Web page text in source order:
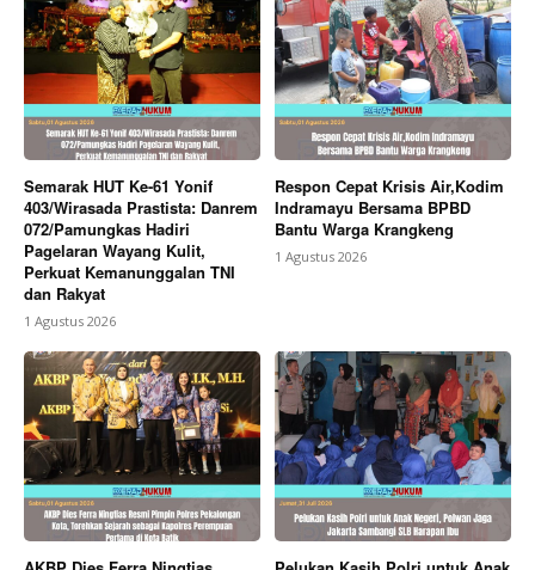
Contact us
Subscription Plans
My account
Bagikan Artikel
Berita Lainnya Mahasiswa KKN UBP Karawang Tutup
Pengabdian di Desa Cilamaya dengan Edukasi
Lingkungan dan Penguatan Kolaborasi Masyarakat
Semarak HUT Ke-61 Yonif
403/Wirasada Prastista: Danrem
072/Pamungkas Hadiri
Pagelaran Wayang Kulit,
Perkuat Kemanunggalan TNI
dan Rakyat
1 Agustus 2026
Respon Cepat Krisis Air,Kodim
Indramayu Bersama BPBD
Bantu Warga Krangkeng
1 Agustus 2026